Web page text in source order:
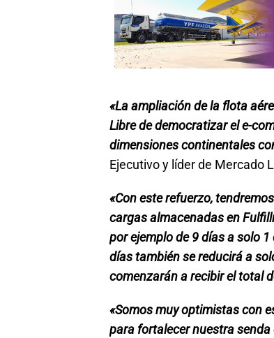
«La ampliación de la flota
Libre de democratizar el e-
dimensiones continentales
Ejecutivo y líder de Mercado
«Con este refuerzo,
cargas almacenadas en
por ejemplo de 9 días a solo
días también se reducirá a
comenzarán a recibir el total
«Somos muy optimistas con
para fortalecer nuestra